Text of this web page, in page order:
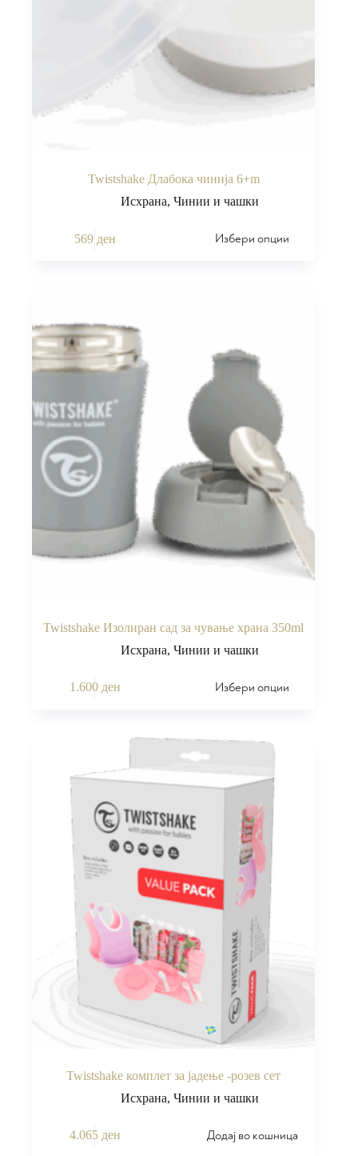
Twistshake Длабока чинија 6+m
Исхрана, Чинии и чашки
569 ден Избери опции
Twistshake Изолиран сад за чување храна 350ml
Исхрана, Чинии и чашки
1.600 ден Избери опции
Twistshake комплет за јадење -розев сет
Исхрана, Чинии и чашки
4.065 ден Додај во кошница